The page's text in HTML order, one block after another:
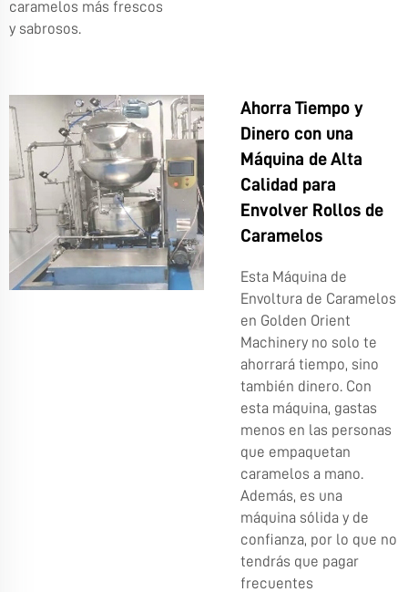
caramelos más frescos
y sabrosos.
Ahorra Tiempo y
Dinero con una
Máquina de Alta
Calidad para
Envolver Rollos de
Caramelos
Esta Máquina de
Envoltura de Caramelos
en Golden Orient
Machinery no solo te
ahorrará tiempo, sino
también dinero. Con
esta máquina, gastas
menos en las personas
que empaquetan
caramelos a mano.
Además, es una
máquina sólida y de
confianza, por lo que no
tendrás que pagar
frecuentes